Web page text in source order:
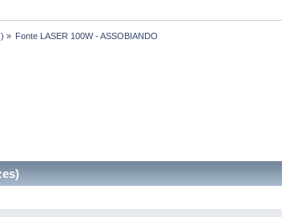
» Fonte LASER 100W - ASSOBIANDO